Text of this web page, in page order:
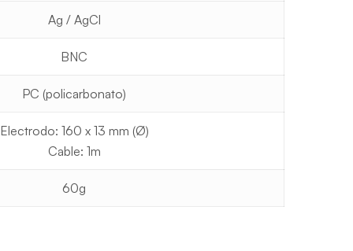
Ag / AgCl
BNC
PC (policarbonato)
Electrodo: 160 x 13 mm (Ø)
Cable: 1m
60g